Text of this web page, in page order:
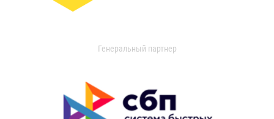
Генеральный партнер